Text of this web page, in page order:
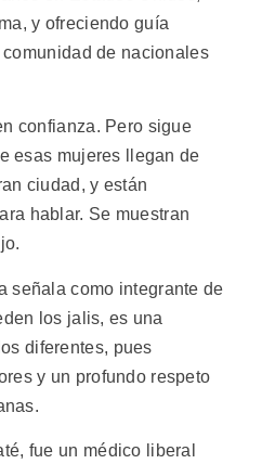
y ofreciendo guía
de nacionales
confianza. Pero sigue
esas mujeres llegan de
ciudad, y están
hablar. Se muestran
señala como integrante de
los jalis, es una
diferentes, pues
y un profundo respeto
fue un médico liberal